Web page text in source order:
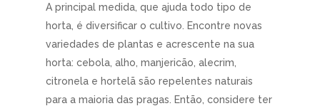
A principal medida, que ajuda todo tipo de
horta, é diversificar o cultivo. Encontre novas
variedades de plantas e acrescente na sua
horta: cebola, alho, manjericão, alecrim,
citronela e hortelã são repelentes naturais
para a maioria das pragas. Então, considere ter